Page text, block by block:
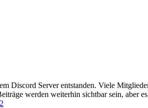
Discord Server entstanden. Viele
werden weiterhin sichtbar sein,